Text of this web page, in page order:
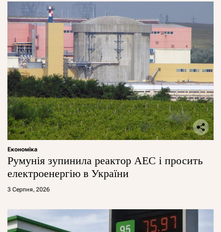
Економіка
Румунія зупинила реактор АЕС і просить
електроенергію в України
3 Серпня, 2026